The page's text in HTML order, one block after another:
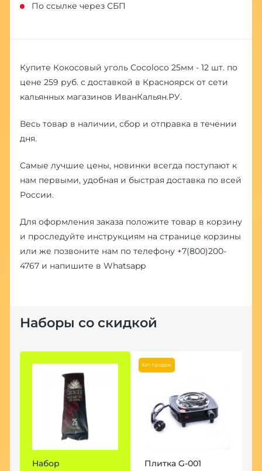
По ссылке через СБП
Купите Кокосовый уголь Cocoloco 25мм - 12 шт. по
цене 259 руб. с доставкой в Красноярск от сети
кальянных магазинов ИванКальян.РУ.
Весь товар в наличии, сбор и отправка в течении
дня.
Самые лучшие цены, новинки всегда поступают к
нам первыми, удобная и быстрая доставка по всей
России.
Для оформления заказа положите товар в корзину
и проследуйте инструкциям на странице корзины
или же позвоните нам по телефону +7(800)200-
4767и напишите в Whatsapp
Наборы со скидкой
Набор
Хит продаж
Плитка G-001